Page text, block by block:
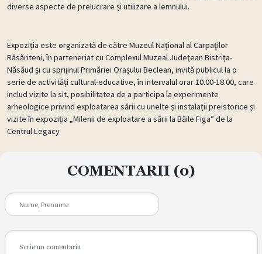
diverse aspecte de prelucrare și utilizare a lemnului.
Expoziția este organizată de către Muzeul Naţional al Carpaţilor
Răsăriteni, în parteneriat cu Complexul Muzeal Judeţean Bistriţa-
Năsăud și cu sprijinul Primăriei Orașului Beclean, invită publicul la o
serie de activități cultural-educative, în intervalul orar 10.00-18.00, care
includ vizite la sit, posibilitatea de a participa la experimente
arheologice privind exploatarea sării cu unelte și instalații preistorice și
vizite în expoziția „Milenii de exploatare a sării la Băile Figa” de la
Centrul Legacy
COMENTARII (0)